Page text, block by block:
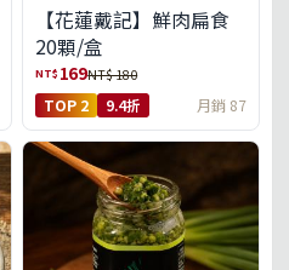
【花蓮戴記】鮮肉扁食
20顆/盒
NT$ 169NT$ 180
TOP 2 9.4折 月銷 87